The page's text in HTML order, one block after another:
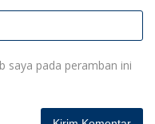
saya pada peramban ini